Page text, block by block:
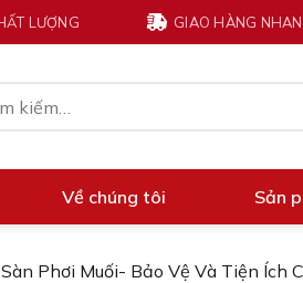
LƯỢNG GIAO HÀNG
Về chúng tôi Sản
Phơi Muối- Bảo Vệ Và Tiện Ích